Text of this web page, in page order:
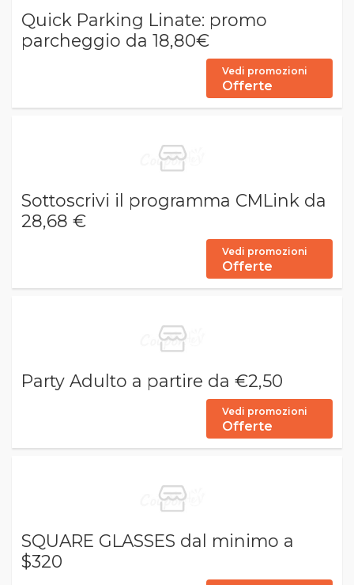
Quick Parking Linate: promo
parcheggio da 18,80€
Vedi promozioni
Offerte
Sottoscrivi il programma CMLink da
28,68 €
Vedi promozioni
Offerte
Party Adulto a partire da €2,50
Vedi promozioni
Offerte
SQUARE GLASSES dal minimo a
$320